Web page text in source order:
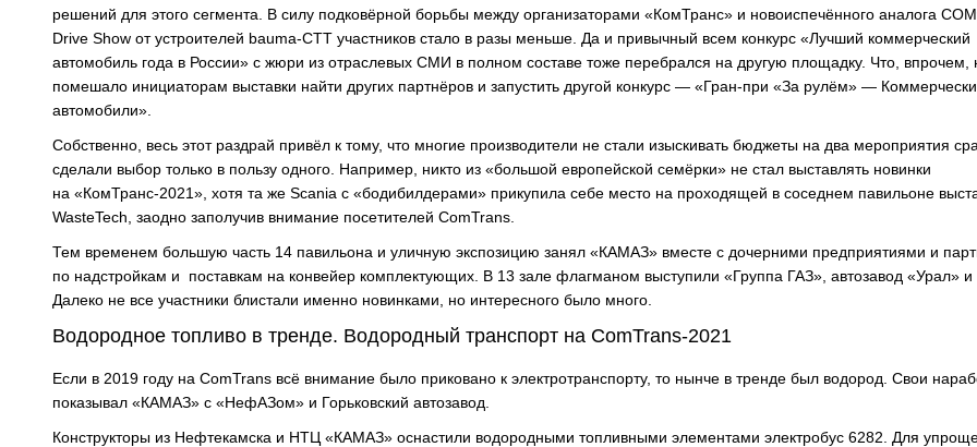
решений для этого сегмента. В силу подковёрной борьбы между организаторами «КомТранс» и новоиспечённого аналога
Drive Show от устроителей bauma-СТТ участников стало в разы меньше. Да и привычный всем конкурс «Лучший коммерческий
автомобиль года в России» с жюри из отраслевых СМИ в полном составе тоже перебрался на другую площадку. Что, впрочем,
помешало инициаторам выставки найти других партнёров и запустить другой конкурс — «Гран-при «За рулём» —
автомобили».
Собственно, весь этот раздрай привёл к тому, что многие производители не стали изыскивать бюджеты на два мероприятия
сделали выбор только в пользу одного. Например, никто из «большой европейской семёрки» не стал выставлять новинки
на «КомТранс-2021», хотя та же Scania с «бодибилдерами» прикупила себе место на проходящей в соседнем павильоне
WasteTech, заодно заполучив внимание посетителей ComTrans.
Тем временем большую часть 14 павильона и уличную экспозицию занял «КАМАЗ» вместе с дочерними предприятиями и
по надстройкам и поставкам на конвейер комплектующих. В 13 зале флагманом выступили «Группа ГАЗ», автозавод «Урал»
Далеко не все участники блистали именно новинками, но интересного было много.
Водородное топливо в тренде. Водородный транспорт на ComTrans-2021
Если в 2019 году на ComTrans всё внимание было приковано к электротранспорту, то нынче в тренде был водород. Свои
показывал «КАМАЗ» с «НефАЗом» и Горьковский автозавод.
Конструкторы из Нефтекамска и НТЦ «КАМАЗ» оснастили водородными топливными элементами электробус 6282. Для